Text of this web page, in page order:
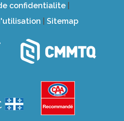
confidentialite
Sitemap